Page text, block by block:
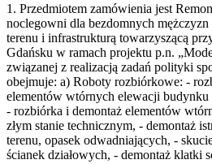
1. Przedmiotem zamówienia jest
noclegowni dla bezdomnych
terenu i infrastrukturą towarzyszącą
Gdańsku w ramach projektu p.n.
związanej z realizacją zadań polityki
obejmuje: a) Roboty rozbiórkowe: -
elementów wtórnych elewacji budynku
- rozbiórka i demontaż elementów
złym stanie technicznym, - demontaż
terenu, opasek odwadniających, -
ścianek działowych, - demontaż klatki